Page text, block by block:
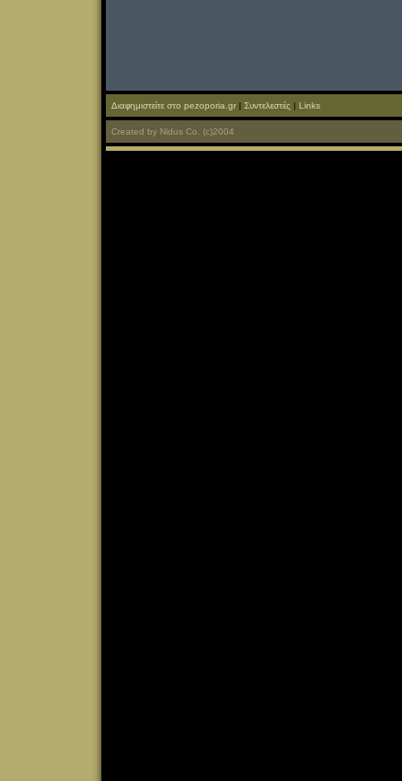
Διαφημιστείτε στο pezoporia.gr | Συντελεστές | Links
Created by Nidus Co. (c)2004